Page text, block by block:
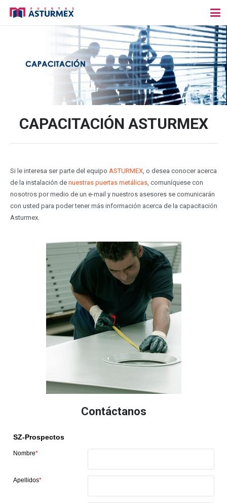
CAPACITACIÓN ASTURMEX
Si le interesa ser parte del equipo ASTURMEX, o desea conocer acerca
de la instalación de nuestras puertas metálicas, comuníquese con
nosotros por medio de un e-mail y nuestros asesores se comunicarán
con usted para poder tener más información acerca de la capacitación
Asturmex.
Contáctanos
SZ-Prospectos
Nombre*
Apellidos*